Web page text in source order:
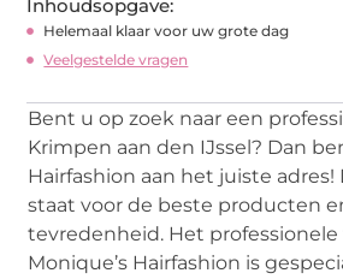
Inhoudsopgave:
Helemaal klaar voor uw grote dag
Veelgestelde vragen
Bent u op zoek naar een
Krimpen aan den IJssel? Dan
Hairfashion aan het juiste adres!
staat voor de beste producten
tevredenheid. Het professionele
Monique’s Hairfashion is